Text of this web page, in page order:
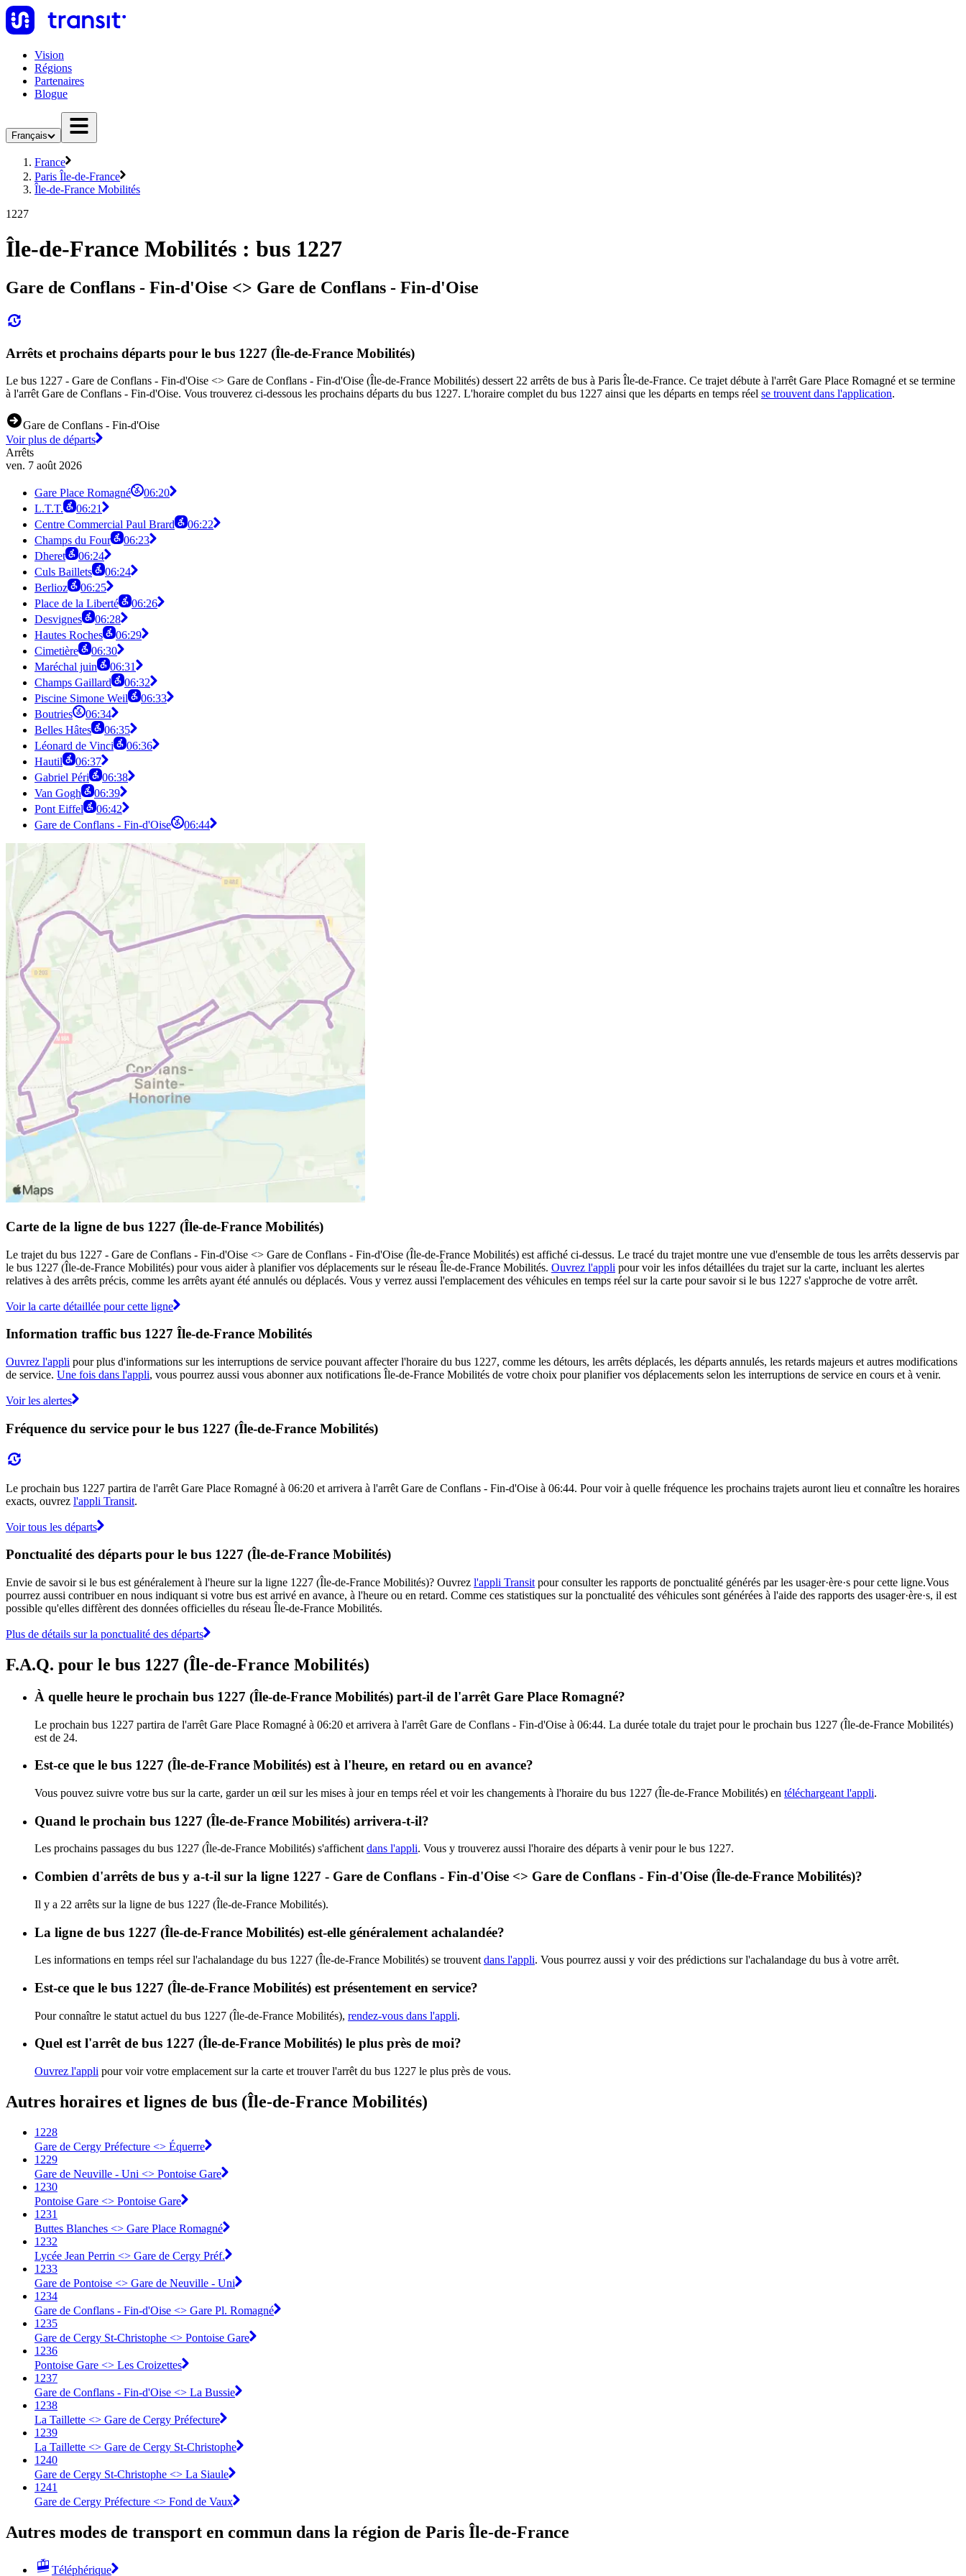
Vision
Régions
Partenaires
Blogue
Français
France
Paris Île-de-France
Île-de-France Mobilités
1227
Île-de-France Mobilités : bus 1227
Gare de Conflans - Fin-d'Oise <> Gare de Conflans - Fin-d'Oise
Arrêts et prochains départs pour le bus 1227 (Île-de-France Mobilités)
Le bus 1227 - Gare de Conflans - Fin-d'Oise <> Gare de Conflans - Fin-d'Oise (Île-de-France Mobilités) dessert 22 arrêts de bus à Paris Île-de-France. Ce trajet débute à l'arrêt Gare Place Romagné et se termine
à l'arrêt Gare de Conflans - Fin-d'Oise. Vous trouverez ci-dessous les prochains départs du bus 1227. L'horaire complet du bus 1227 ainsi que les départs en temps réel se trouvent dans l'application.
Gare de Conflans - Fin-d'Oise
Voir plus de départs
Arrêts
ven. 7 août 2026
Gare Place Romagné
06:20
L.T.T.
06:21
Centre Commercial Paul Brard
06:22
Champs du Four
06:23
Dheret
06:24
Culs Baillets
06:24
Berlioz
06:25
Place de la Liberté
06:26
Desvignes
06:28
Hautes Roches
06:29
Cimetière
06:30
Maréchal juin
06:31
Champs Gaillard
06:32
Piscine Simone Weil
06:33
Boutries
06:34
Belles Hâtes
06:35
Léonard de Vinci
06:36
Hautil
06:37
Gabriel Péri
06:38
Van Gogh
06:39
Pont Eiffel
06:42
Gare de Conflans - Fin-d'Oise
06:44
Carte de la ligne de bus 1227 (Île-de-France Mobilités)
Le trajet du bus 1227 - Gare de Conflans - Fin-d'Oise <> Gare de Conflans - Fin-d'Oise (Île-de-France Mobilités) est affiché ci-dessus. Le tracé du trajet montre une vue d'ensemble de tous les arrêts desservis par
le bus 1227 (Île-de-France Mobilités) pour vous aider à planifier vos déplacements sur le réseau Île-de-France Mobilités. Ouvrez l'appli pour voir les infos détaillées du trajet sur la carte, incluant les alertes
relatives à des arrêts précis, comme les arrêts ayant été annulés ou déplacés. Vous y verrez aussi l'emplacement des véhicules en temps réel sur la carte pour savoir si le bus 1227 s'approche de votre arrêt.
Voir la carte détaillée pour cette ligne
Information traffic bus 1227 Île-de-France Mobilités
Ouvrez l'appli pour plus d'informations sur les interruptions de service pouvant affecter l'horaire du bus 1227, comme les détours, les arrêts déplacés, les départs annulés, les retards majeurs et autres modifications
de service. Une fois dans l'appli, vous pourrez aussi vous abonner aux notifications Île-de-France Mobilités de votre choix pour planifier vos déplacements selon les interruptions de service en cours et à venir.
Voir les alertes
Fréquence du service pour le bus 1227 (Île-de-France Mobilités)
Le prochain bus 1227 partira de l'arrêt Gare Place Romagné à 06:20 et arrivera à l'arrêt Gare de Conflans - Fin-d'Oise à 06:44. Pour voir à quelle fréquence les prochains trajets auront lieu et connaître les horaires
exacts, ouvrez l'appli Transit.
Voir tous les départs
Ponctualité des départs pour le bus 1227 (Île-de-France Mobilités)
Envie de savoir si le bus est généralement à l'heure sur la ligne 1227 (Île-de-France Mobilités)? Ouvrez l'appli Transit pour consulter les rapports de ponctualité générés par les usager·ère·s pour cette ligne.Vous
pourrez aussi contribuer en nous indiquant si votre bus est arrivé en avance, à l'heure ou en retard. Comme ces statistiques sur la ponctualité des véhicules sont générées à l'aide des rapports des usager·ère·s, il est
possible qu'elles diffèrent des données officielles du réseau Île-de-France Mobilités.
Plus de détails sur la ponctualité des départs
F.A.Q. pour le bus 1227 (Île-de-France Mobilités)
À quelle heure le prochain bus 1227 (Île-de-France Mobilités) part-il de l'arrêt Gare Place Romagné?
Le prochain bus 1227 partira de l'arrêt Gare Place Romagné à 06:20 et arrivera à l'arrêt Gare de Conflans - Fin-d'Oise à 06:44. La durée totale du trajet pour le prochain bus 1227 (Île-de-France Mobilités)
est de 24.
Est-ce que le bus 1227 (Île-de-France Mobilités) est à l'heure, en retard ou en avance?
Vous pouvez suivre votre bus sur la carte, garder un œil sur les mises à jour en temps réel et voir les changements à l'horaire du bus 1227 (Île-de-France Mobilités) en téléchargeant l'appli.
Quand le prochain bus 1227 (Île-de-France Mobilités) arrivera-t-il?
Les prochains passages du bus 1227 (Île-de-France Mobilités) s'affichent dans l'appli. Vous y trouverez aussi l'horaire des départs à venir pour le bus 1227.
Combien d'arrêts de bus y a-t-il sur la ligne 1227 - Gare de Conflans - Fin-d'Oise <> Gare de Conflans - Fin-d'Oise (Île-de-France Mobilités)?
Il y a 22 arrêts sur la ligne de bus 1227 (Île-de-France Mobilités).
La ligne de bus 1227 (Île-de-France Mobilités) est-elle généralement achalandée?
Les informations en temps réel sur l'achalandage du bus 1227 (Île-de-France Mobilités) se trouvent dans l'appli. Vous pourrez aussi y voir des prédictions sur l'achalandage du bus à votre arrêt.
Est-ce que le bus 1227 (Île-de-France Mobilités) est présentement en service?
Pour connaître le statut actuel du bus 1227 (Île-de-France Mobilités), rendez-vous dans l'appli.
Quel est l'arrêt de bus 1227 (Île-de-France Mobilités) le plus près de moi?
Ouvrez l'appli pour voir votre emplacement sur la carte et trouver l'arrêt du bus 1227 le plus près de vous.
Autres horaires et lignes de bus (Île-de-France Mobilités)
1228
Gare de Cergy Préfecture <> Équerre
1229
Gare de Neuville - Uni <> Pontoise Gare
1230
Pontoise Gare <> Pontoise Gare
1231
Buttes Blanches <> Gare Place Romagné
1232
Lycée Jean Perrin <> Gare de Cergy Préf.
1233
Gare de Pontoise <> Gare de Neuville - Uni
1234
Gare de Conflans - Fin-d'Oise <> Gare Pl. Romagné
1235
Gare de Cergy St-Christophe <> Pontoise Gare
1236
Pontoise Gare <> Les Croizettes
1237
Gare de Conflans - Fin-d'Oise <> La Bussie
1238
La Taillette <> Gare de Cergy Préfecture
1239
La Taillette <> Gare de Cergy St-Christophe
1240
Gare de Cergy St-Christophe <> La Siaule
1241
Gare de Cergy Préfecture <> Fond de Vaux
Autres modes de transport en commun dans la région de Paris Île-de-France
Téléphérique